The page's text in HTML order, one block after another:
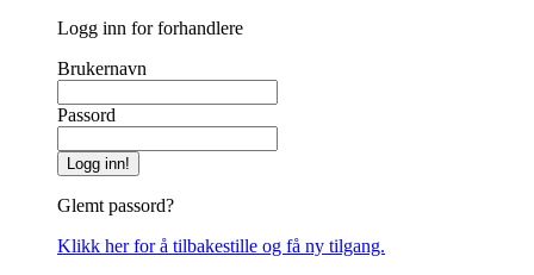
Logg inn for forhandlere
Brukernavn
Passord
Logg inn!
Glemt passord?
Klikk her for å tilbakestille og få ny tilgang.